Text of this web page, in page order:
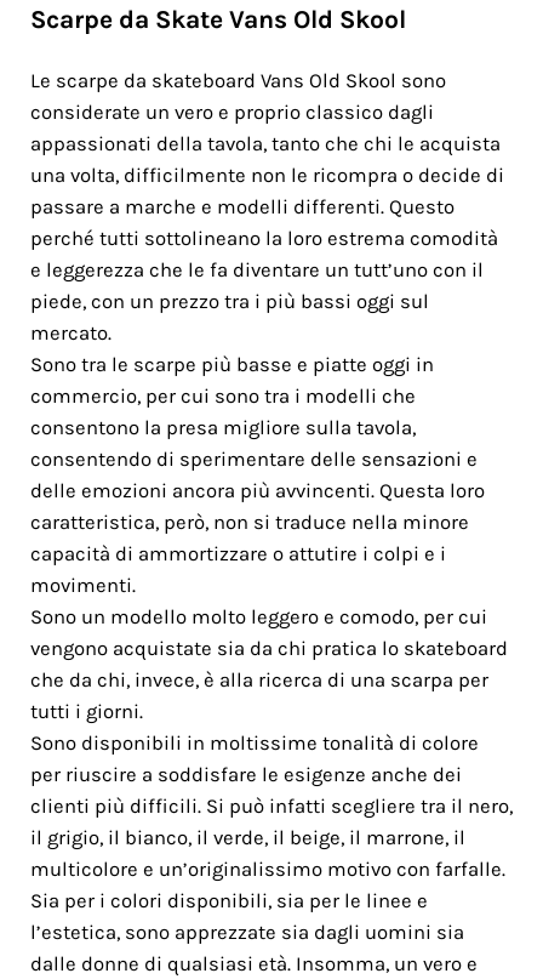
Scarpe da Skate Vans Old Skool
Le scarpe da skateboard Vans Old Skool sono
considerate un vero e proprio classico dagli
appassionati della tavola, tanto che chi le acquista
una volta, difficilmente non le ricompra o decide di
passare a marche e modelli differenti. Questo
perché tutti sottolineano la loro estrema comodità
e leggerezza che le fa diventare un tutt’uno con il
piede, con un prezzo tra i più bassi oggi sul
mercato.
Sono tra le scarpe più basse e piatte oggi in
commercio, per cui sono tra i modelli che
consentono la presa migliore sulla tavola,
consentendo di sperimentare delle sensazioni e
delle emozioni ancora più avvincenti. Questa loro
caratteristica, però, non si traduce nella minore
capacità di ammortizzare o attutire i colpi e i
movimenti.
Sono un modello molto leggero e comodo, per cui
vengono acquistate sia da chi pratica lo skateboard
che da chi, invece, è alla ricerca di una scarpa per
tutti i giorni.
Sono disponibili in moltissime tonalità di colore
per riuscire a soddisfare le esigenze anche dei
clienti più difficili. Si può infatti scegliere tra il nero,
il grigio, il bianco, il verde, il beige, il marrone, il
multicolore e un’originalissimo motivo con farfalle.
Sia per i colori disponibili, sia per le linee e
l’estetica, sono apprezzate sia dagli uomini sia
dalle donne di qualsiasi età. Insomma, un vero e